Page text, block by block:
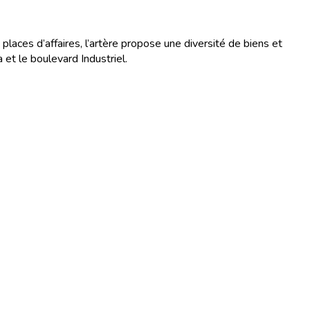
d’affaires, l’artère propose une diversité de biens et
et le boulevard Industriel.